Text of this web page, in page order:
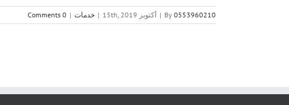
By 0553960210
| أكتوبر 15th, 2019 | خدمات |
0 Comments